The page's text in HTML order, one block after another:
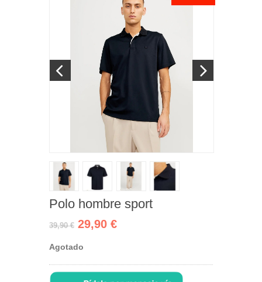
Polo hombre sport
39,90 € 29,90 €
Agotado